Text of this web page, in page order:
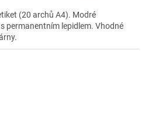
(20 archů A4). Modré
permanentním lepidlem. Vhodné